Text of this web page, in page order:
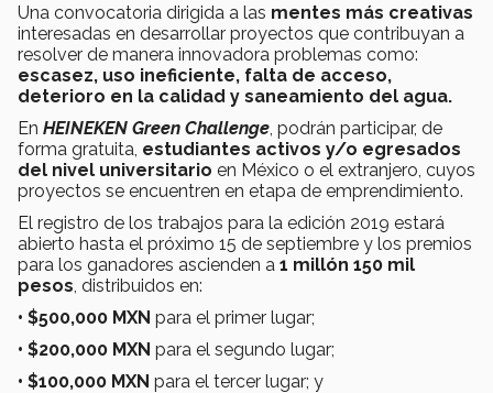
Una convocatoria dirigida a las mentes más creativas
interesadas en desarrollar proyectos que contribuyan a
resolver de manera innovadora problemas como:
escasez, uso ineficiente, falta de acceso,
deterioro en la calidad y saneamiento del agua.
En HEINEKEN Green Challenge , podrán participar, de
forma gratuita, estudiantes activos y/o egresados
del nivel universitario en México o el extranjero, cuyos
proyectos se encuentren en etapa de emprendimiento.
El registro de los trabajos para la edición 2019 estará
abierto hasta el próximo 15 de septiembre y los premios
para los ganadores ascienden a 1 millón 150 mil
pesos , distribuidos en:
• $500,000 MXN para el primer lugar;
• $200,000 MXN para el segundo lugar;
• $100,000 MXN para el tercer lugar; y